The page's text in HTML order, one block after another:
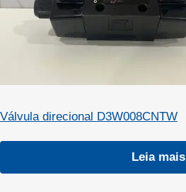
Válvula direcional D3W008CNTW
Leia mais